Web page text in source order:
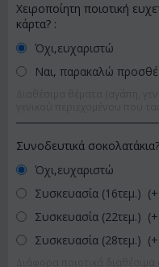
Χειροποίητη ποιοτική
κάρτα? :
Όχι,ευχαριστώ
Ναι, παρακαλώ
Συνοδευτικά σοκολατάκια?
Όχι,ευχαριστώ
Συσκευασία (16τεμ.)
Συσκευασία (22τεμ.)
Συσκευασία (28τεμ.)